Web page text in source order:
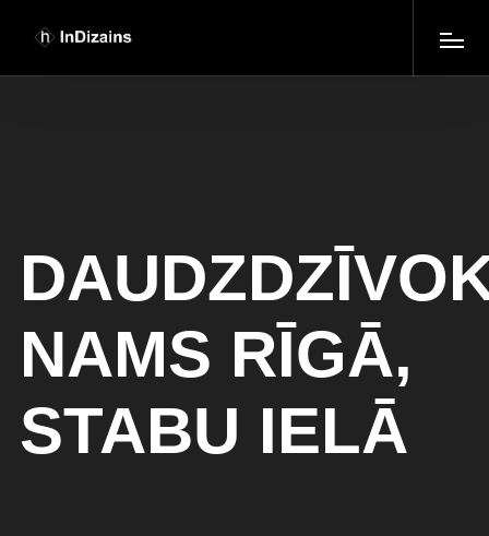
NAMS RĪGĀ,
STABU IELĀ